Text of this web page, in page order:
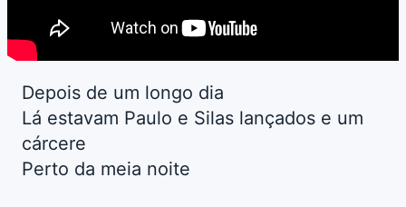
Depois de um longo dia
Lá estavam Paulo e Silas lançados e um
cárcere
Perto da meia noite